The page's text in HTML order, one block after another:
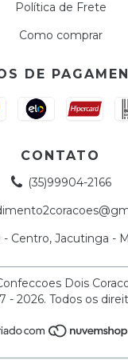
Política de Frete
Como comprar
DE
CONTATO
(35)99904-2166
- Centro, Jacutinga -
Dois
- 2026. Todos os